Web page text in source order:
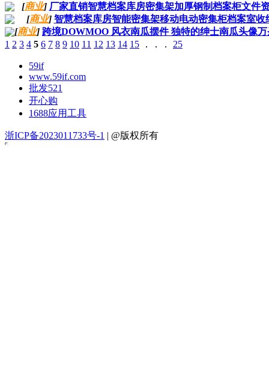
[商业] 厂家直销智慧档案库房密集架加厚钢制档案柜文件
[商业] 智慧档案库房智能密集架移动电动密集柜档案室收
[商业] 跨境DOWMOO 风衣南瓜摆件 独特的绅士南瓜头像
1 2 3 4 5 6 7 8 9 10 11 12 13 14 15 ．．． 25
59if
www.59if.com
批发521
开心购
1688应用工具
浙ICP备2023011733号-1 | @版权所有